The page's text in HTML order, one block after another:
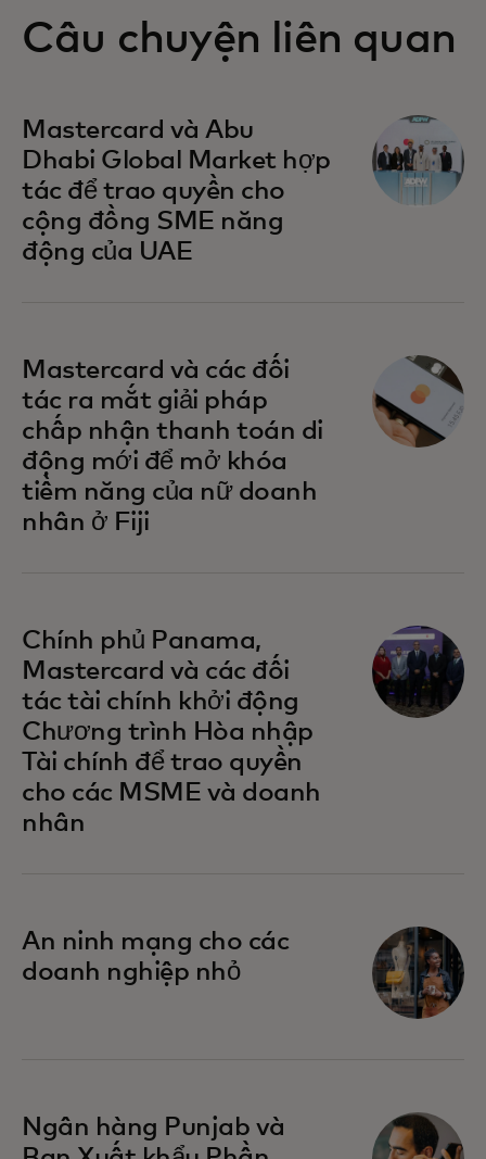
Câu chuyện liên quan
Mastercard và Abu
Dhabi Global Market hợp
tác để trao quyền cho
cộng đồng SME năng
động của UAE
opens in a new tab
Mastercard và các đối
tác ra mắt giải pháp
chấp nhận thanh toán di
động mới để mở khóa
tiềm năng của nữ doanh
nhân ở Fiji
opens in a new tab
Chính phủ Panama,
Mastercard và các đối
tác tài chính khởi động
Chương trình Hòa nhập
Tài chính để trao quyền
cho các MSME và doanh
nhân
opens in a new tab
An ninh mạng cho các
doanh nghiệp nhỏ
opens in a new tab
Ngân hàng Punjab và
opens in a new tab